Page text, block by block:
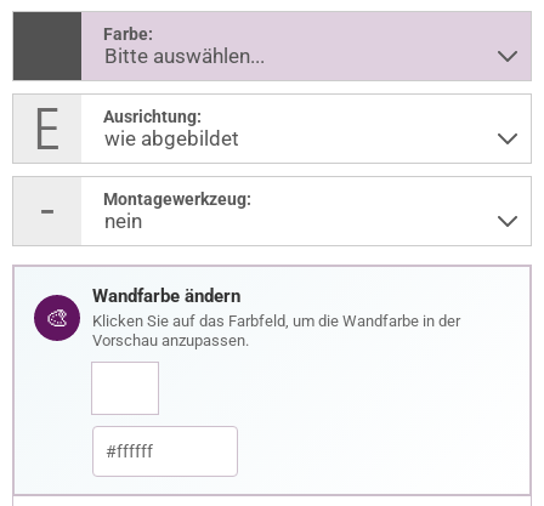
Farbe:
Ausrichtung:
Montagewerkzeug:
🎨
Wandfarbe ändern
Klicken Sie auf das Farbfeld, um die Wandfarbe in der
Vorschau anzupassen.